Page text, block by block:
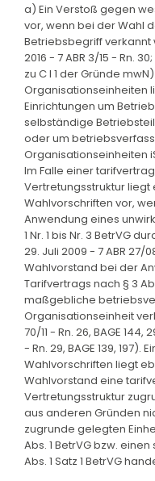
a) Ein Verstoß gegen
vor, wenn bei der Wahl
Betriebsbegriff verkannt
2016 - 7 ABR 3/15 - Rn.
zu C I 1 der Gründe
Organisationseinheiten
Einrichtungen um
selbständige
oder um
Organisationseinheiten
Im Falle einer
Vertretungsstruktur
Wahlvorschriften vor,
Anwendung eines
1 Nr. 1 bis Nr. 3 BetrVG
29. Juli 2009 - 7 ABR 27/
Wahlvorstand bei der
Tarifvertrags nach § 3
maßgebliche
Organisationseinheit
70/11 - Rn. 26, BAGE 144,
- Rn. 29, BAGE 139,
Wahlvorschriften liegt
Wahlvorstand eine
Vertretungsstruktur
aus anderen Gründen
zugrunde gelegten
Abs. 1 BetrVG bzw.
Abs. 1 Satz 1 BetrVG